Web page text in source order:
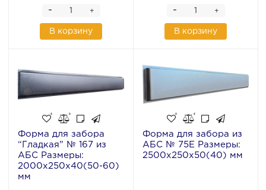
+
-
В корзину
+
-
В корзину
Форма для забора
“Гладкая” № 167 из
АБС Размеры:
2000х250х40(50-60)
мм
Форма для забора из
АБС № 75Е Размеры:
2500х250х50(40) мм